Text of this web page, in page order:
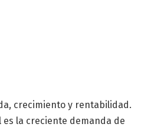
crecimiento y rentabilidad.
la creciente demanda de